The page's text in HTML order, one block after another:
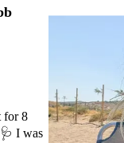
for 8
I was